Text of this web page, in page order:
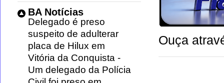
Ouça
BA Notícias
Delegado é preso
suspeito de adulterar
placa de Hilux em
Vitória da Conquista -
Um delegado da Polícia